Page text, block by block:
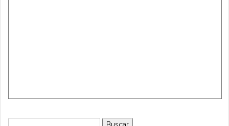
Buscar: